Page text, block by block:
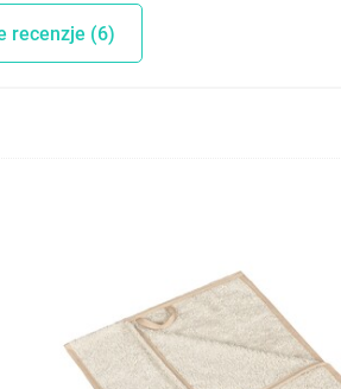
recenzje (6)